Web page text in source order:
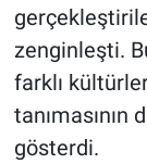
zenginleşti.
farklı
gösterdi.